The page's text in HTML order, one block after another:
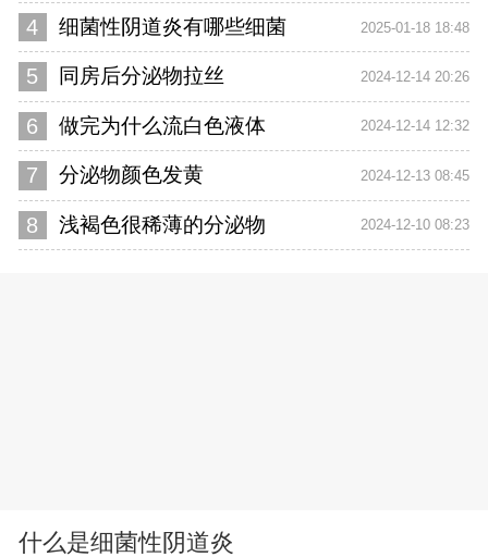
4 细菌性阴道炎有哪些细菌 2025-01-18 18:48
5 同房后分泌物拉丝 2024-12-14 20:26
6 做完为什么流白色液体 2024-12-14 12:32
7 分泌物颜色发黄 2024-12-13 08:45
8 浅褐色很稀薄的分泌物 2024-12-10 08:23
什么是细菌性阴道炎